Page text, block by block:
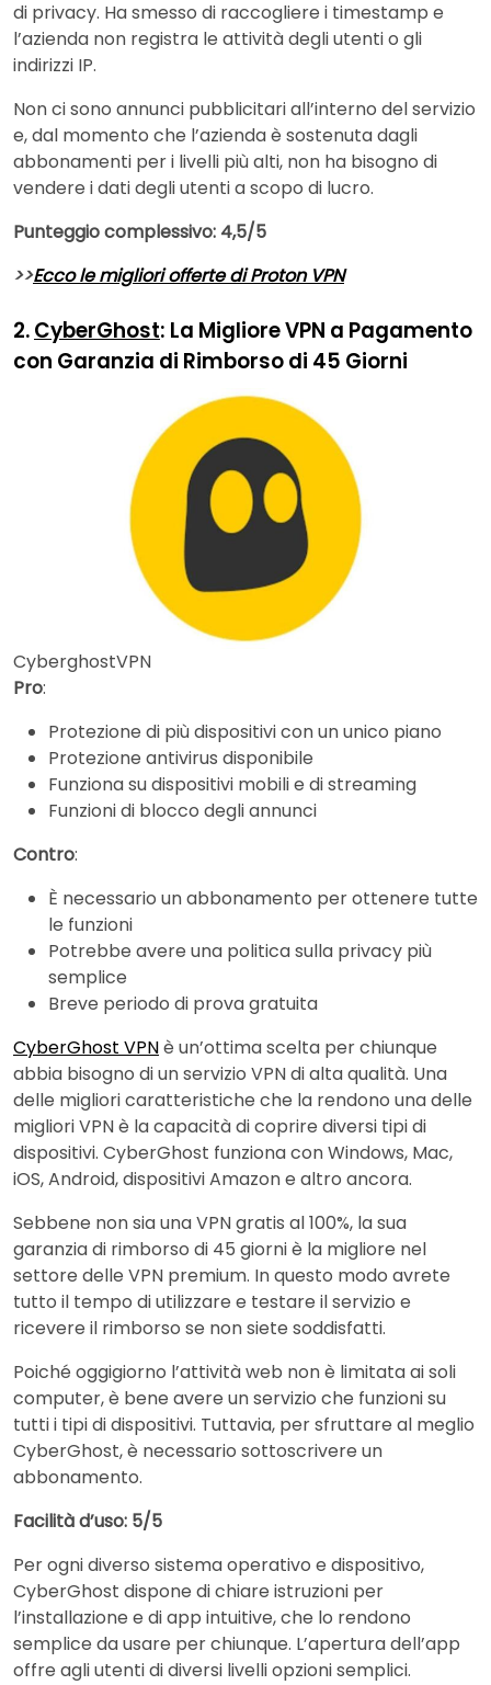
di privacy. Ha smesso di raccogliere i timestamp e
l’azienda non registra le attività degli utenti o gli
indirizzi IP.
Non ci sono annunci pubblicitari all’interno del servizio
e, dal momento che l’azienda è sostenuta dagli
abbonamenti per i livelli più alti, non ha bisogno di
vendere i dati degli utenti a scopo di lucro.
Punteggio complessivo: 4,5/5
>>Ecco le migliori offerte di Proton VPN
2.CyberGhost: La Migliore VPN a Pagamento
con Garanzia di Rimborso di 45 Giorni
CyberghostVPN
Pro:
Protezione di più dispositivi con un unico piano
Protezione antivirus disponibile
Funziona su dispositivi mobili e di streaming
Funzioni di blocco degli annunci
Contro:
È necessario un abbonamento per ottenere tutte
le funzioni
Potrebbe avere una politica sulla privacy più
semplice
Breve periodo di prova gratuita
CyberGhost VPNè un’ottima scelta per chiunque
abbia bisogno di un servizio VPN di alta qualità. Una
delle migliori caratteristiche che la rendono una delle
migliori VPN è la capacità di coprire diversi tipi di
dispositivi. CyberGhost funziona con Windows, Mac,
iOS, Android, dispositivi Amazon e altro ancora.
Sebbene non sia una VPN gratis al 100%, la sua
garanzia di rimborso di 45 giorni è la migliore nel
settore delle VPN premium. In questo modo avrete
tutto il tempo di utilizzare e testare il servizio e
ricevere il rimborso se non siete soddisfatti.
Poiché oggigiorno l’attività web non è limitata ai soli
computer, è bene avere un servizio che funzioni su
tutti i tipi di dispositivi. Tuttavia, per sfruttare al meglio
CyberGhost, è necessario sottoscrivere un
abbonamento.
Facilità d’uso: 5/5
Per ogni diverso sistema operativo e dispositivo,
CyberGhost dispone di chiare istruzioni per
l’installazione e di app intuitive, che lo rendono
semplice da usare per chiunque. L’apertura dell’app
offre agli utenti di diversi livelli opzioni semplici.